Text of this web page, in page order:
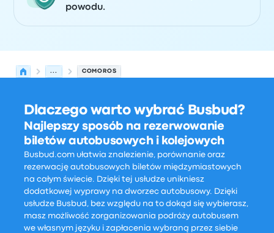
powodu.
... COMOROS
Dlaczego warto wybrać Busbud?
Najlepszy sposób na rezerwowanie
biletów autobusowych i kolejowych
Busbud.com ułatwia znalezienie, porównanie oraz
rezerwację autobusowych biletów międzymiastowych
na całym świecie. Dzięki tej usłudze unikniesz
dodatkowej wyprawy na dworzec autobusowy. Dzięki
usłudze Busbud, bez względu na to dokąd się wybierasz,
masz możliwość zorganizowania podróży autobusem
we własnym języku i zapłacenia wybraną przez siebie